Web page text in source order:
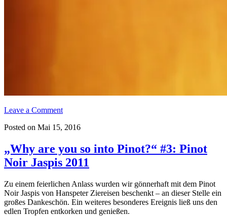
Leave a Comment
Posted on Mai 15, 2016
„Why are you so into Pinot?“ #3: Pinot
Noir Jaspis 2011
Zu einem feierlichen Anlass wurden wir gönnerhaft mit dem Pinot
Noir Jaspis von Hanspeter Ziereisen beschenkt – an dieser Stelle ein
großes Dankeschön. Ein weiteres besonderes Ereignis ließ uns den
edlen Tropfen entkorken und genießen.